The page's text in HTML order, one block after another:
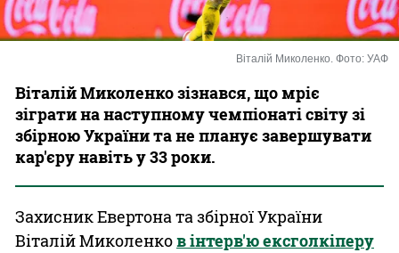
Віталій Миколенко. Фото: УАФ
Віталій Миколенко зізнався, що мріє
зіграти на наступному чемпіонаті світу зі
збірною України та не планує завершувати
кар'єру навіть у 33 роки.
Захисник Евертона та збірної України
Віталій Миколенков інтерв'ю ексголкіперу